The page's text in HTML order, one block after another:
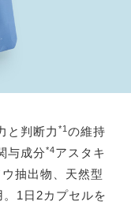
と判断力 *1 の維持
与成分*4アスタキ
抽出物、天然型
1日2カプセルを